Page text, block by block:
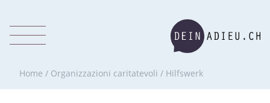
Home / Organizzazioni caritatevoli / Hilfswerk